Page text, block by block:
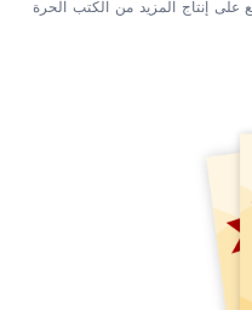
إنتاج المزيد من الكتب الحرة